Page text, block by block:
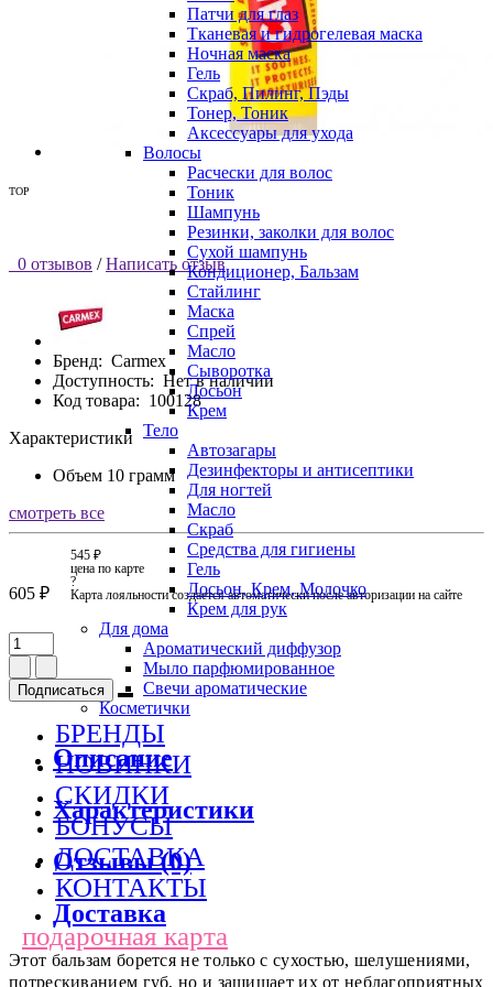
Патчи для глаз
Тканевая и гидрогелевая маска
Ночная маска
Гель
Скраб, Пилинг, Пэды
Тонер, Тоник
Аксессуары для ухода
Волосы
Расчески для волос
Тоник
Шампунь
Резинки, заколки для волос
Сухой шампунь
Кондиционер, Бальзам
Стайлинг
Маска
Спрей
Масло
Сыворотка
Лосьон
Крем
Тело
Автозагары
Дезинфекторы и антисептики
Для ногтей
Масло
Скраб
Средства для гигиены
Гель
Лосьон, Крем, Молочко
Крем для рук
Для дома
Ароматический диффузор
Мыло парфюмированное
Свечи ароматические
Косметички
БРЕНДЫ
НОВИНКИ
СКИДКИ
БОНУСЫ
ДОСТАВКА
КОНТАКТЫ
подарочная карта
TOP
0 отзывов / Написать отзыв
Бренд: Carmex
Доступность: Нет в наличии
Код товара: 100128
Характеристики
Объем 10 грамм
смотреть все
605 ₽
545 ₽
цена по карте
?
Карта лояльности создается автоматически после авторизации на сайте
Подписаться
Описание
Характеристики
Отзывы (0)
Доставка
Этот бальзам борется не только с сухостью, шелушениями,
потрескиванием губ, но и защищает их от неблагоприятных